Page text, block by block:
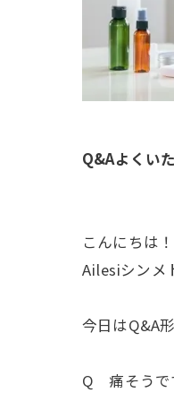
Q&Aよくい
こんにちは！
Ailesiシンメ
今日はQ&A
Q 痛そうで